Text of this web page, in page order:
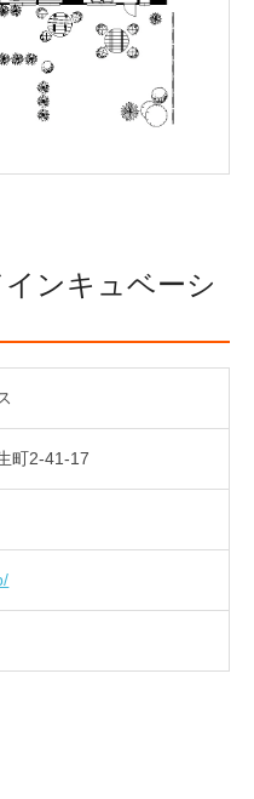
ンキュベーシ
町2-41-17